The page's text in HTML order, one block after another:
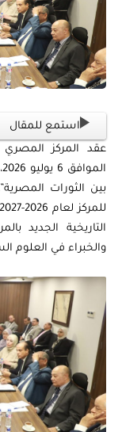
استمع للمقال
عقد المركز المصري
بين الثورات
التاريخية الجديد
والخبراء في العلوم